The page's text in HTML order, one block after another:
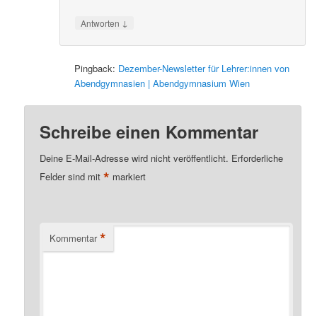
Antworten ↓
Pingback: Dezember-Newsletter für Lehrer:innen von
Abendgymnasien | Abendgymnasium Wien
Schreibe einen Kommentar
Deine E-Mail-Adresse wird nicht veröffentlicht. Erforderliche
Felder sind mit* markiert
Kommentar *